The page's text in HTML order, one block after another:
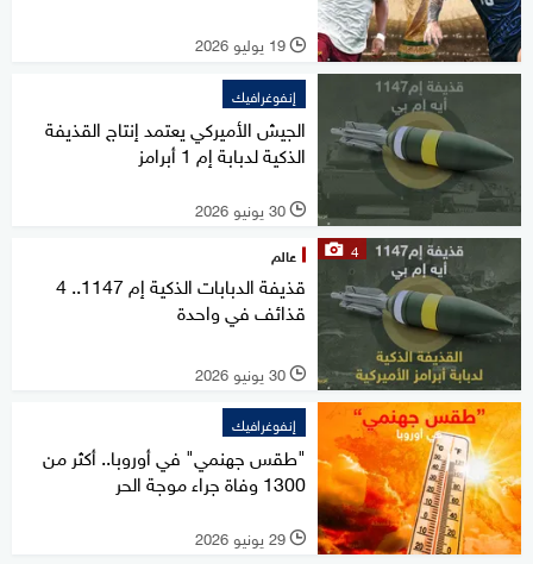
l 19 يوليو 2026
إنفوغرافيك
الجيش الأميركي يعتمد إنتاج القذيفة
الذكية لدبابة إم 1 أبرامز
l 30 يونيو 2026
4 عالم
قذيفة الدبابات الذكية إم 1147.. 4
قذائف في واحدة
l 30 يونيو 2026
إنفوغرافيك
"طقس جهنمي" في أوروبا.. أكثر من
1300 وفاة جراء موجة الحر
l 29 يونيو 2026